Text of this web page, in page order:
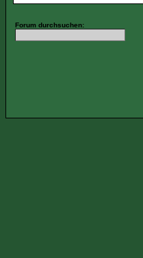
Forum durchsuchen: